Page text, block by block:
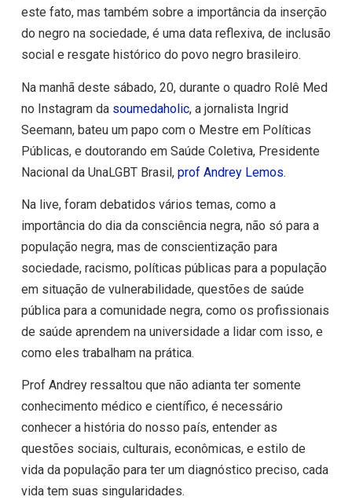
este fato, mas também sobre a importância da inserção
do negro na sociedade, é uma data reflexiva, de inclusão
social e resgate histórico do povo negro brasileiro.
Na manhã deste sábado, 20, durante o quadro Rolê Med
no Instagram da soumedaholic, a jornalista Ingrid
Seemann, bateu um papo com o Mestre em Políticas
Públicas, e doutorando em Saúde Coletiva, Presidente
Nacional da UnaLGBT Brasil, prof Andrey Lemos.
Na live, foram debatidos vários temas, como a
importância do dia da consciência negra, não só para a
população negra, mas de conscientização para
sociedade, racismo, políticas públicas para a população
em situação de vulnerabilidade, questões de saúde
pública para a comunidade negra, como os profissionais
de saúde aprendem na universidade a lidar com isso, e
como eles trabalham na prática.
Prof Andrey ressaltou que não adianta ter somente
conhecimento médico e científico, é necessário
conhecer a história do nosso país, entender as
questões sociais, culturais, econômicas, e estilo de
vida da população para ter um diagnóstico preciso, cada
vida tem suas singularidades.